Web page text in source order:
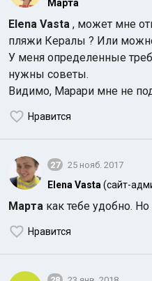
Марта
Elena Vasta , может мне
пляжи Кералы ? Или
У меня определенные
нужны советы.
Видимо, Марари мне не
Нравится
27 25 нояб. 2017
Elena Vasta (сайт-
Марта как тебе удобно.
Нравится